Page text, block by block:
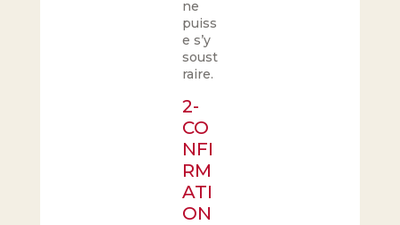
ne
puiss
e s’y
soust
raire.
2-
CO
NFI
RM
ATI
ON